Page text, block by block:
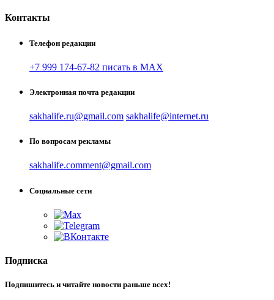
Контакты
Телефон редакции
+7 999 174-67-82 писать в MAX
Электронная почта редакции
sakhalife.ru@gmail.com sakhalife@internet.ru
По вопросам рекламы
sakhalife.comment@gmail.com
Социальные сети
Подписка
Подпишитесь и читайте новости раньше всех!